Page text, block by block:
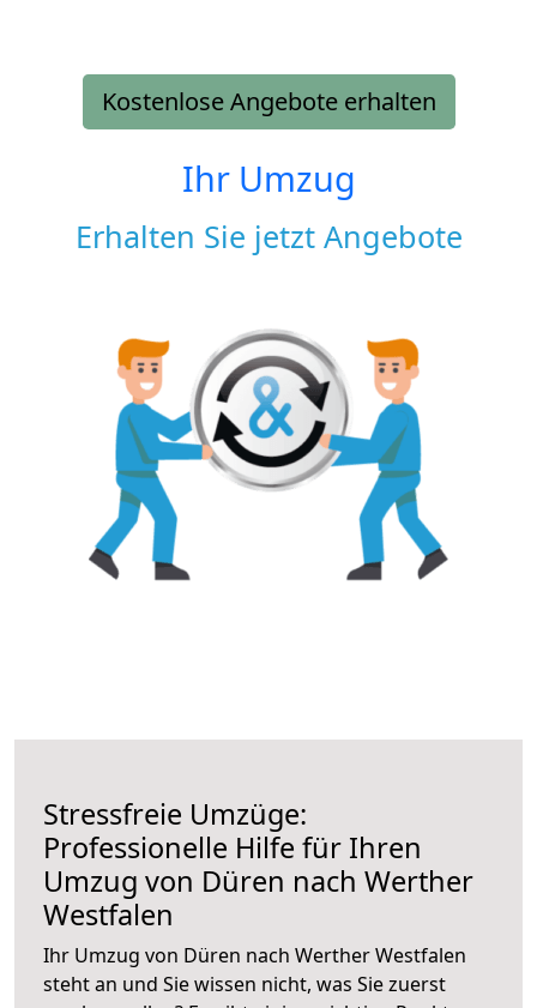
Kostenlose Angebote erhalten
Ihr Umzug
Erhalten Sie jetzt Angebote
Stressfreie Umzüge:
Professionelle Hilfe für Ihren
Umzug von Düren nach Werther
Westfalen
Ihr Umzug von Düren nach Werther Westfalen
steht an und Sie wissen nicht, was Sie zuerst